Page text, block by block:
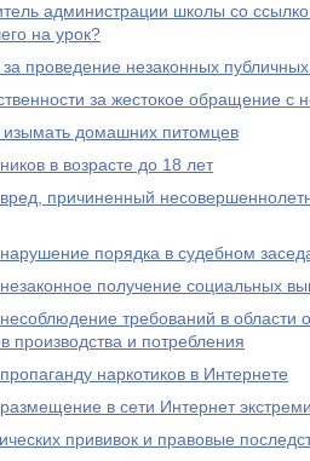
администрации школы со
на урок?
за проведение незаконных
за жестокое обращение с
изымать домашних питомцев
в возрасте до 18 лет
вред, причиненный
нарушение порядка в судебном
получение социальных
несоблюдение требований в
производства и потребления
наркотиков в Интернете
в сети Интернет
прививок и правовые